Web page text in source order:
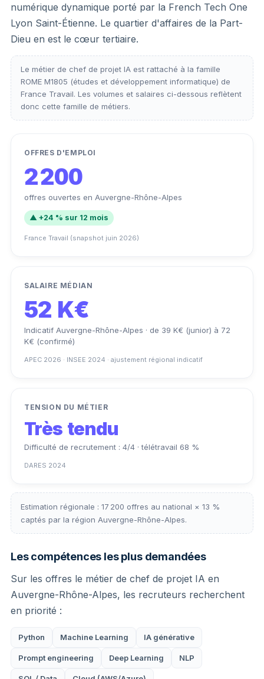
numérique dynamique porté par la French Tech One
Lyon Saint-Étienne. Le quartier d'affaires de la Part-
Dieu en est le cœur tertiaire.
Le métier de chef de projet IA est rattaché à la famille
ROME M1805 (études et développement informatique) de
France Travail. Les volumes et salaires ci-dessous reflètent
donc cette famille de métiers.
OFFRES D'EMPLOI
2 200
offres ouvertes en Auvergne-Rhône-Alpes
▲ +24 % sur 12 mois
France Travail (snapshot juin 2026)
SALAIRE MÉDIAN
52 K€
Indicatif Auvergne-Rhône-Alpes · de 39 K€ (junior) à 72
K€ (confirmé)
APEC 2026 · INSEE 2024 · ajustement régional indicatif
TENSION DU MÉTIER
Très tendu
Difficulté de recrutement : 4/4 · télétravail 68 %
DARES 2024
Estimation régionale : 17 200 offres au national × 13 %
captés par la région Auvergne-Rhône-Alpes.
Les compétences les plus demandées
Sur les offres le métier de chef de projet IA en
Auvergne-Rhône-Alpes, les recruteurs recherchent
en priorité :
Python Machine Learning IA générative
Prompt engineering Deep Learning NLP